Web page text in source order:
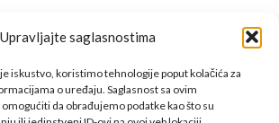
Upravljajte saglasnostima
iskustvo, koristimo tehnologije poput kolačića za
o uređaju. Saglasnost sa ovim
da obrađujemo podatke kao što su
su za one koji od vozila očekuju